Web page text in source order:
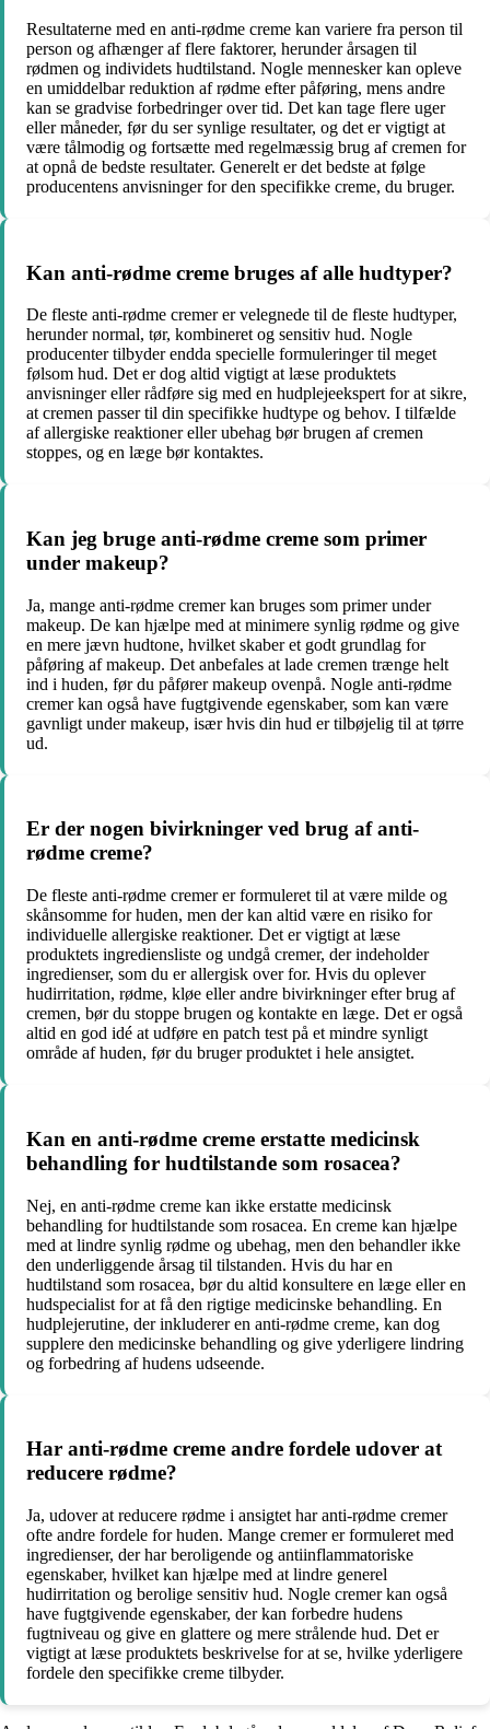
Resultaterne med en anti-rødme creme kan variere fra person til
person og afhænger af flere faktorer, herunder årsagen til
rødmen og individets hudtilstand. Nogle mennesker kan opleve
en umiddelbar reduktion af rødme efter påføring, mens andre
kan se gradvise forbedringer over tid. Det kan tage flere uger
eller måneder, før du ser synlige resultater, og det er vigtigt at
være tålmodig og fortsætte med regelmæssig brug af cremen for
at opnå de bedste resultater. Generelt er det bedste at følge
producentens anvisninger for den specifikke creme, du bruger.
Kan anti-rødme creme bruges af alle hudtyper?
De fleste anti-rødme cremer er velegnede til de fleste hudtyper,
herunder normal, tør, kombineret og sensitiv hud. Nogle
producenter tilbyder endda specielle formuleringer til meget
følsom hud. Det er dog altid vigtigt at læse produktets
anvisninger eller rådføre sig med en hudplejeekspert for at sikre,
at cremen passer til din specifikke hudtype og behov. I tilfælde
af allergiske reaktioner eller ubehag bør brugen af cremen
stoppes, og en læge bør kontaktes.
Kan jeg bruge anti-rødme creme som primer
under makeup?
Ja, mange anti-rødme cremer kan bruges som primer under
makeup. De kan hjælpe med at minimere synlig rødme og give
en mere jævn hudtone, hvilket skaber et godt grundlag for
påføring af makeup. Det anbefales at lade cremen trænge helt
ind i huden, før du påfører makeup ovenpå. Nogle anti-rødme
cremer kan også have fugtgivende egenskaber, som kan være
gavnligt under makeup, især hvis din hud er tilbøjelig til at tørre
ud.
Er der nogen bivirkninger ved brug af anti-
rødme creme?
De fleste anti-rødme cremer er formuleret til at være milde og
skånsomme for huden, men der kan altid være en risiko for
individuelle allergiske reaktioner. Det er vigtigt at læse
produktets ingrediensliste og undgå cremer, der indeholder
ingredienser, som du er allergisk over for. Hvis du oplever
hudirritation, rødme, kløe eller andre bivirkninger efter brug af
cremen, bør du stoppe brugen og kontakte en læge. Det er også
altid en god idé at udføre en patch test på et mindre synligt
område af huden, før du bruger produktet i hele ansigtet.
Kan en anti-rødme creme erstatte medicinsk
behandling for hudtilstande som rosacea?
Nej, en anti-rødme creme kan ikke erstatte medicinsk
behandling for hudtilstande som rosacea. En creme kan hjælpe
med at lindre synlig rødme og ubehag, men den behandler ikke
den underliggende årsag til tilstanden. Hvis du har en
hudtilstand som rosacea, bør du altid konsultere en læge eller en
hudspecialist for at få den rigtige medicinske behandling. En
hudplejerutine, der inkluderer en anti-rødme creme, kan dog
supplere den medicinske behandling og give yderligere lindring
og forbedring af hudens udseende.
Har anti-rødme creme andre fordele udover at
reducere rødme?
Ja, udover at reducere rødme i ansigtet har anti-rødme cremer
ofte andre fordele for huden. Mange cremer er formuleret med
ingredienser, der har beroligende og antiinflammatoriske
egenskaber, hvilket kan hjælpe med at lindre generel
hudirritation og berolige sensitiv hud. Nogle cremer kan også
have fugtgivende egenskaber, der kan forbedre hudens
fugtniveau og give en glattere og mere strålende hud. Det er
vigtigt at læse produktets beskrivelse for at se, hvilke yderligere
fordele den specifikke creme tilbyder.